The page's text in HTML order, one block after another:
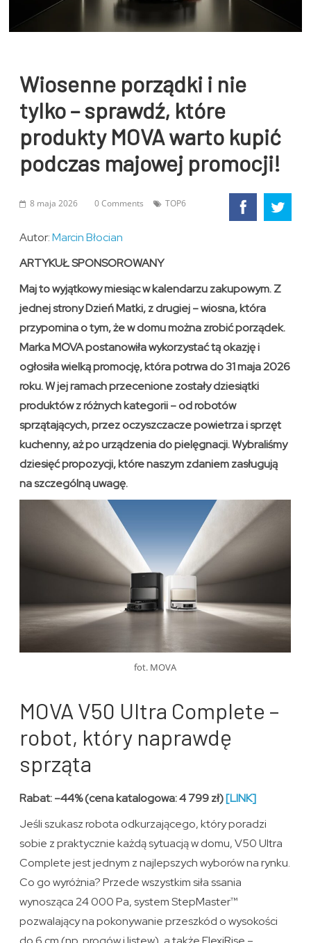
Wiosenne porządki i nie
tylko – sprawdź, które
produkty MOVA warto kupić
podczas majowej promocji!
8 maja 2026 0 Comments TOP6
Autor:Marcin Błocian
ARTYKUŁ SPONSOROWANY
Maj to wyjątkowy miesiąc w kalendarzu zakupowym. Z
jednej strony Dzień Matki, z drugiej – wiosna, która
przypomina o tym, że w domu można zrobić porządek.
Marka MOVA postanowiła wykorzystać tą okazję i
ogłosiła wielką promocję, która potrwa do 31 maja 2026
roku. W jej ramach przecenione zostały dziesiątki
produktów z różnych kategorii – od robotów
sprzątających, przez oczyszczacze powietrza i sprzęt
kuchenny, aż po urządzenia do pielęgnacji. Wybraliśmy
dziesięć propozycji, które naszym zdaniem zasługują
na szczególną uwagę.
fot. MOVA
MOVA V50 Ultra Complete –
robot, który naprawdę
sprząta
Rabat: –44% (cena katalogowa: 4 799 zł)[LINK]
Jeśli szukasz robota odkurzającego, który poradzi
sobie z praktycznie każdą sytuacją w domu, V50 Ultra
Complete jest jednym z najlepszych wyborów na rynku.
Co go wyróżnia? Przede wszystkim siła ssania
wynosząca 24 000 Pa, system StepMaster™
pozwalający na pokonywanie przeszkód o wysokości